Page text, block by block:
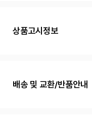
상품고시정보
배송 및 교환/반품안내